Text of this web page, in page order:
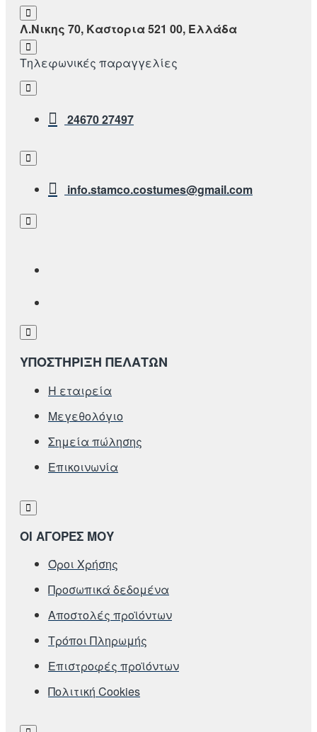
Λ.Νικης 70, Καστορια 521 00, Ελλάδα
Τηλεφωνικές παραγγελίες
24670 27497
info.stamco.costumes@gmail.com
ΥΠΟΣΤΗΡΙΞΗ ΠΕΛΑΤΩΝ
Η εταιρεία
Μεγεθολόγιο
Σημεία πώλησης
Επικοινωνία
ΟΙ ΑΓΟΡΕΣ ΜΟΥ
Όροι Χρήσης
Προσωπικά δεδομένα
Αποστολές προϊόντων
Τρόποι Πληρωμής
Επιστροφές προϊόντων
Πολιτική Cookies